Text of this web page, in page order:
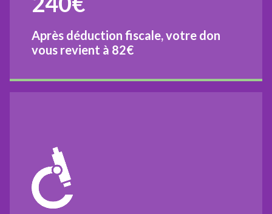
Après déduction fiscale, votre don
vous revient à 82€